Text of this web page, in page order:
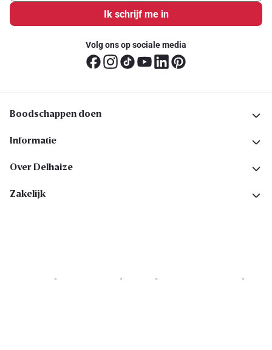
Ik schrijf me in
Volg ons op sociale media
Boodschappen doen
Informatie
Over Delhaize
Zakelijk